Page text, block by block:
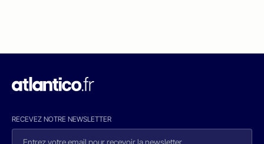
RECEVEZ NOTRE NEWSLETTER